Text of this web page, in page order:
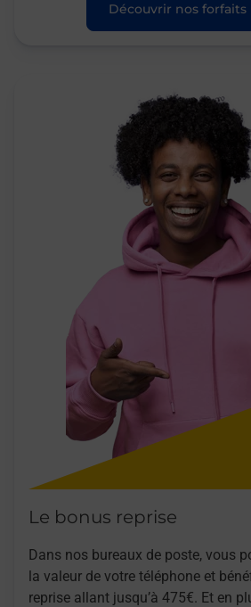
Découvrir nos forfaits
Le bonus reprise
Dans nos bureaux de poste, vous
la valeur de votre téléphone et
reprise allant jusqu’à 475€. Et en